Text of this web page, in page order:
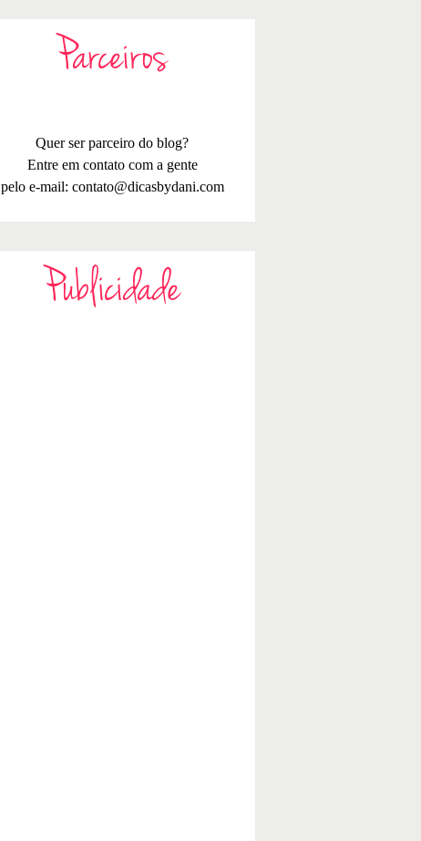
Parceiros
Quer ser parceiro do blog?
Entre em contato com a gente
pelo e-mail: contato@dicasbydani.com
Publicidade